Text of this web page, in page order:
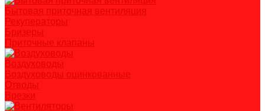
Бытовая приточная вентиляция
Рекуператоры
Бризеры
Приточные клапаны
Воздуховоды
Воздуховоды оцинкованные
Отводы
Врезки